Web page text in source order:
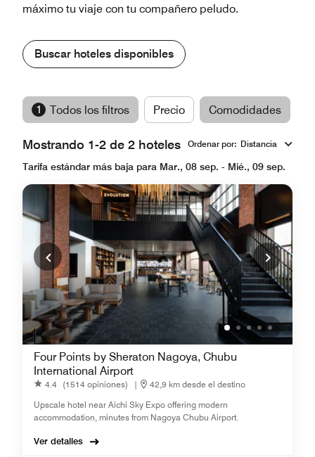
máximo tu viaje con tu compañero peludo.
Buscar hoteles disponibles
1 Todos los filtros Precio Comodidades
Mostrando 1-2 de 2 hoteles Ordenar por: Distancia
Tarifa estándar más baja para Mar., 08 sep. - Mié., 09 sep.
Four Points by Sheraton Nagoya, Chubu
International Airport
4.4 (1514 opiniones) |
42,9 km desde el destino
Upscale hotel near Aichi Sky Expo offering modern
accommodation, minutes from Nagoya Chubu Airport.
Ver detalles